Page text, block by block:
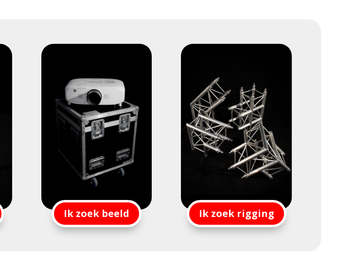
Ik zoek beeld Ik zoek rigging